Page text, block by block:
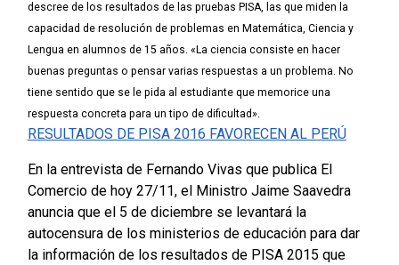
descree de los resultados de las pruebas PISA, las que miden la
capacidad de resolución de problemas en Matemática, Ciencia y
Lengua en alumnos de 15 años. «La ciencia consiste en hacer
buenas preguntas o pensar varias respuestas a un problema. No
tiene sentido que se le pida al estudiante que memorice una
respuesta concreta para un tipo de dificultad».
RESULTADOS DE PISA 2016 FAVORECEN AL PERÚ
En la entrevista de Fernando Vivas que publica El
Comercio de hoy 27/11, el Ministro Jaime Saavedra
anuncia que el 5 de diciembre se levantará la
autocensura de los ministerios de educación para dar
la información de los resultados de PISA 2015 que